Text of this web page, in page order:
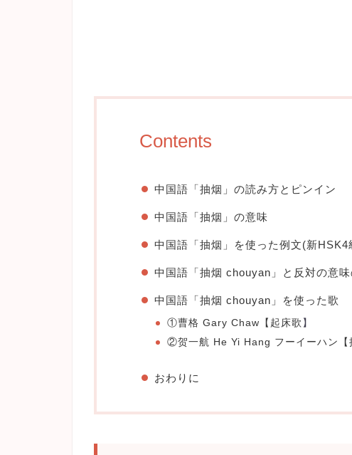
Contents
中国語「抽烟」の読み方とピンイン
中国語「抽烟」の意味
中国語「抽烟」を使った例文(新
中国語「抽烟 chouyan」と反対の意
中国語「抽烟 chouyan」を使った歌
①曹格 Gary Chaw【 起床歌 】
②贺一航 He Yi Hang フーイーハン【
おわりに